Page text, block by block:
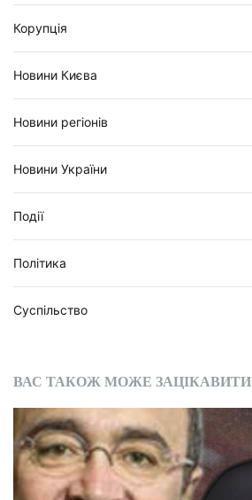
Корупція
Новини Києва
Новини регіонів
Новини України
Події
Політика
Суспільство
ВАС ТАКОЖ МОЖЕ ЗАЦІКАВИТИ